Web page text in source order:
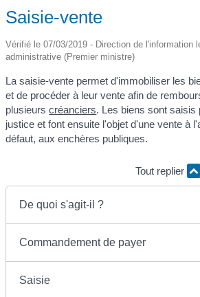
Saisie-vente
Vérifié le 07/03/2019 - Direction de l'information
administrative (Premier ministre)
La saisie-vente permet d'immobiliser les
et de procéder à leur vente afin de
plusieurscréanciers. Les biens sont saisis
justice et font ensuite l'objet d'une vente à
défaut, aux enchères publiques.
Tout replier
De quoi s'agit-il ?
Commandement de payer
Saisie